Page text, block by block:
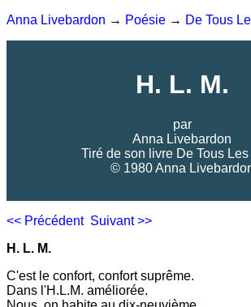
Anna Livebardon → Poésie → De Tous
H. L. M.
par
Anna Livebardon
Tiré de son livre De Tous
© 1980 Anna
<< Précédent Suivant >>
H. L. M.
C'est le confort, confort suprême.
Dans l'H.L.M. améliorée.